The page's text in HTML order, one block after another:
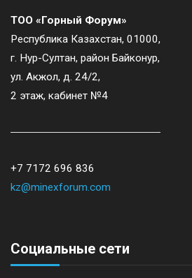
ТОО «Горный Форум»
Республика Казахстан, 01000,
г. Нур-Султан, район Байконур,
ул. Акжол, д. 24/2,
2 этаж, кабинет №4
+7 7172 696 836
kz@minexforum.com
Социальные сети